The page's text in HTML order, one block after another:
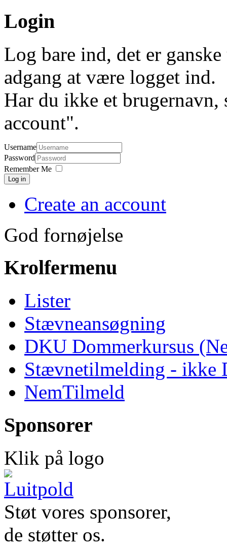
Login
Log bare ind, det er
adgang at være logget ind.
Har du ikke et brugernavn,
account".
Username
Password
Remember Me
Log in
Create an account
God fornøjelse
Krolfermenu
Lister
Stævneansøgning
DKU Dommerkursus
Stævnetilmelding - ikke
NemTilmeld
Sponsorer
Klik på logo
Støt vores sponsorer,
de støtter os.